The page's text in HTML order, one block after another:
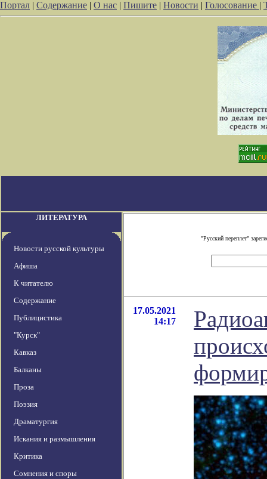
Портал | Содержание | О нас | Пишите | Новости | Голосование |
ЛИТЕРАТУРА
Новости русской культуры
Афиша
К читателю
Содержание
Публицистика
"Курск"
Кавказ
Балканы
Проза
Поэзия
Драматургия
Искания и размышления
Критика
Сомнения и споры
"Русский переплет"
17.05.2021
14:17